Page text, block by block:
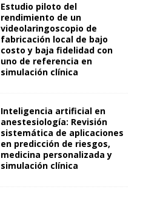
Estudio piloto del
rendimiento de un
videolaringoscopio de
fabricación local de bajo
costo y baja fidelidad con
uno de referencia en
simulación clínica
Inteligencia artificial en
anestesiología: Revisión
sistemática de aplicaciones
en predicción de riesgos,
medicina personalizada y
simulación clínica